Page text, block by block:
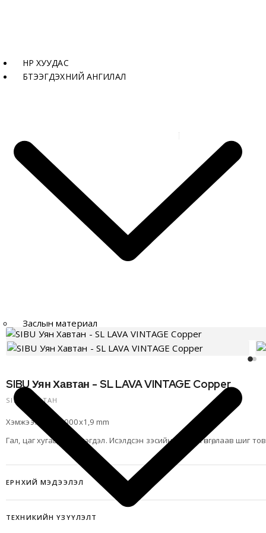
НҮҮР ХУУДАС
БҮТЭЭГДЭХҮҮНИЙ АНГИЛАЛ
Заслын материал
Бүтээгдэхүүнүүд
SIBU Уян Хавтан - SL LAVA
SIBU Уян Хавтан - SL LAVA VINTAGE Copper
SIBU ХАВТАН
Хэмжээ:2600x1000x1,9 mm
Гал, цаг хугацааны нэгдэл. Исэлдсэн зэсийн дулаан өнгө, лаав
ЕРӨНХИЙ МЭДЭЭЛЭЛ
SIBU DESIGN — инноваци ламинацийн технологи, материалын
улсад100% үйлдвэрлэгдсэн
ТЕХНИКИЙН ҮЗҮҮЛЭЛТ